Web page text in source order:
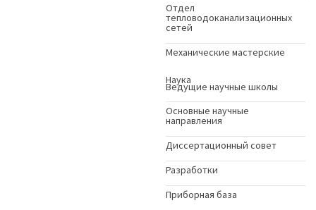
Отдел
тепловодоканализационных
сетей
Механические мастерские
Наука
Ведущие научные школы
Основные научные
направления
Диссертационный совет
Разработки
Приборная база